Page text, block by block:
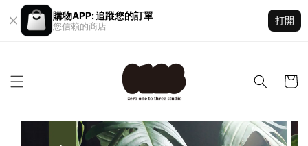
購物APP: 追蹤您的訂單
您信賴的商店
打開